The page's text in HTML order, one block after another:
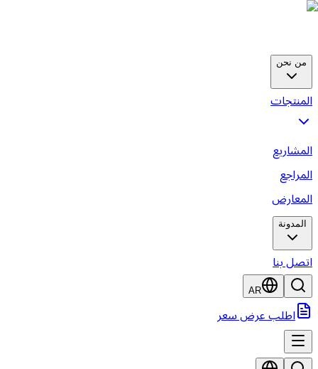
من نحن
المدونة
بنا
AR
اطلب عرض سعر